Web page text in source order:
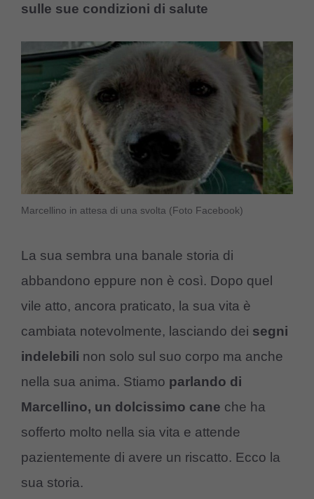
sulle sue condizioni di salute
Marcellino in attesa di una svolta (Foto Facebook)
La sua sembra una banale storia di
abbandono eppure non è così. Dopo quel
vile atto, ancora praticato, la sua vita è
cambiata notevolmente, lasciando dei segni
indelebili non solo sul suo corpo ma anche
nella sua anima. Stiamo parlando di
Marcellino, un dolcissimo cane che ha
sofferto molto nella sia vita e attende
pazientemente di avere un riscatto. Ecco la
sua storia.